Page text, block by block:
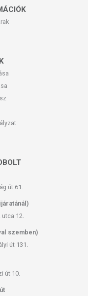
út 61.
utca 12.
szemben)
út 131.
út 10.